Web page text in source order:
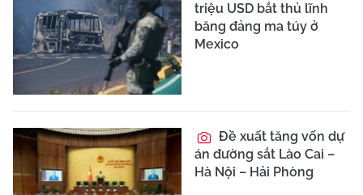
triệu USD bắt thủ lĩnh
băng đảng ma túy ở
Mexico
Đề xuất tăng vốn dự
án đường sắt Lào Cai –
Hà Nội – Hải Phòng